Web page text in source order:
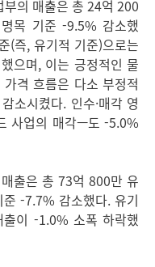
의 매출은 총 24억 200
목 기준 -9.5% 감소했
(즉, 유기적 기준)으로는
으며, 이는 긍정적인 물
격 흐름은 다소 부정적
소시켰다. 인수·매각 영
사업의 매각—도 -5.0%
출은 총 73억 800만 유
-7.7% 감소했다. 유기
이 -1.0% 소폭 하락했